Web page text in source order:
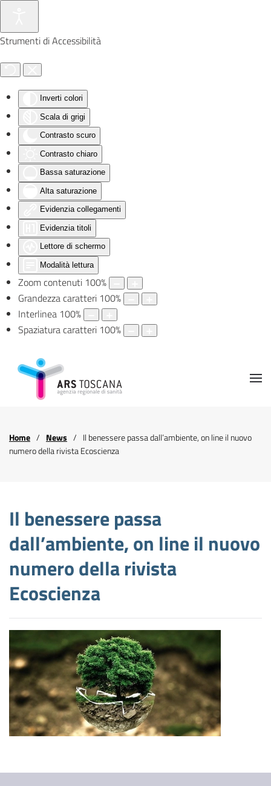
Strumenti di Accessibilità
Inverti colori
Scala di grigi
Contrasto scuro
Contrasto chiaro
Bassa saturazione
Alta saturazione
Evidenzia collegamenti
Evidenzia titoli
Lettore di schermo
Modalità lettura
Zoom contenuti 100%
Grandezza caratteri 100%
Interlinea 100%
Spaziatura caratteri 100%
Skip to main content
Home News
Il benessere passa dall’ambiente, on line il nuovo
numero della rivista Ecoscienza
Il benessere passa
dall’ambiente, on line il nuovo
numero della rivista
Ecoscienza